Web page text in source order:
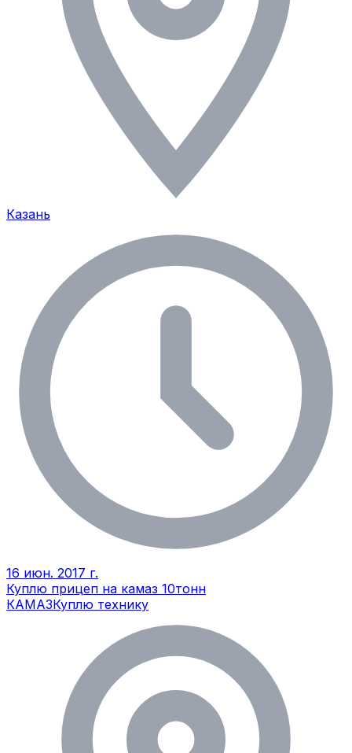
Казань
16 июн. 2017 г.
Куплю прицеп на камаз 10тонн
КАМАЗКуплю технику